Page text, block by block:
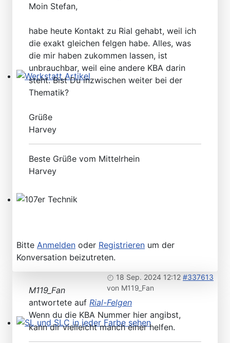
Werkstatt Artikel
Moin Stefan,
habe heute Kontakt zu Rial gehabt, weil ich
die exakt gleichen felgen habe. Alles, was
die mir haben zukommen lassen, ist
unbrauchbar, weil eine andere KBA darin
steht. Bist Du inzwischen weiter bei der
Thematik?
Grüße
Harvey
Beste Grüße vom Mittelrhein
Harvey
Bitte Anmelden oder Registrieren um der
Konversation beizutreten.
18 Sep. 2024 12:12 #337613
von M119_Fan
M119_Fan
antwortete auf Rial-Felgen
Wenn du die KBA Nummer hier angibst,
kann dir vielleicht manch einer helfen.